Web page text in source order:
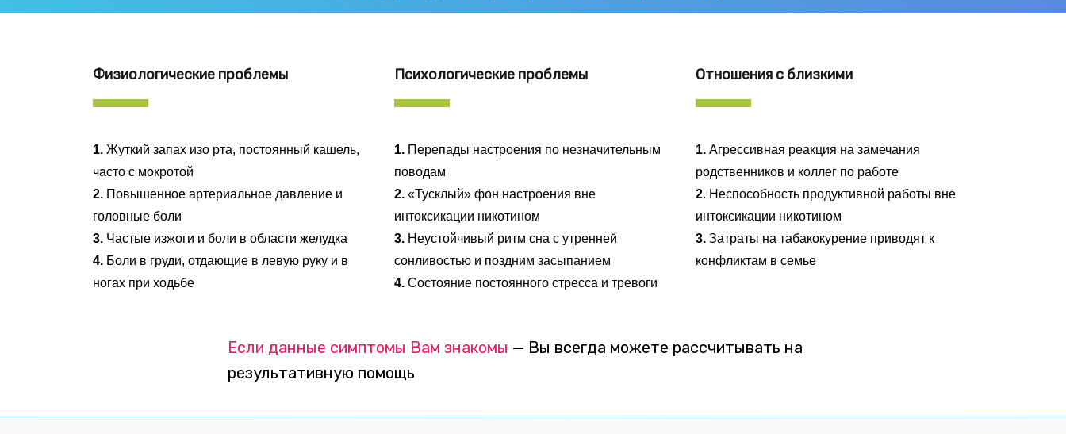
Физиологические проблемы
1. Жуткий запах изо рта, постоянный кашель,
часто с мокротой
2. Повышенное артериальное давление и
головные боли
3. Частые изжоги и боли в области желудка
4. Боли в груди, отдающие в левую руку и в
ногах при ходьбе
Психологические проблемы
1. Перепады настроения по незначительным
поводам
2. «Тусклый» фон настроения вне
интоксикации никотином
3. Неустойчивый ритм сна с утренней
сонливостью и поздним засыпанием
4. Состояние постоянного стресса и тревоги
Отношения с близкими
1. Агрессивная реакция на замечания
родственников и коллег по работе
2. Неспособность продуктивной работы вне
интоксикации никотином
3. Затраты на табакокурение приводят к
конфликтам в семье
Если данные симптомы Вам знакомы — Вы всегда можете рассчитывать на
результативную помощь